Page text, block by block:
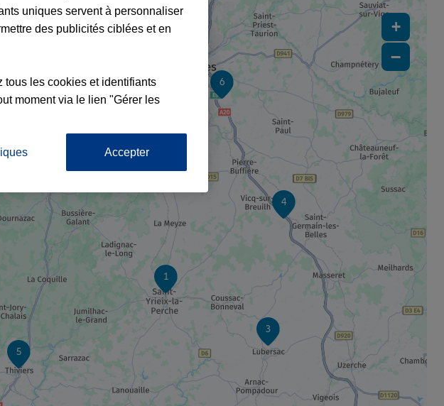
5
4
3
1
6
+
−
uniques servent à personnaliser
des publicités ciblées et en
tous les cookies et identifiants
moment via le lien "Gérer les
Accepter